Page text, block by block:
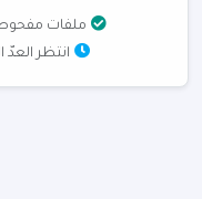
ملفات مفحوصة
انتظر العدّ